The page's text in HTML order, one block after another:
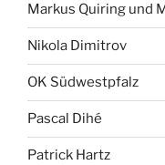
Markus Quiring und
Nikola Dimitrov
OK Südwestpfalz
Pascal Dihé
Patrick Hartz